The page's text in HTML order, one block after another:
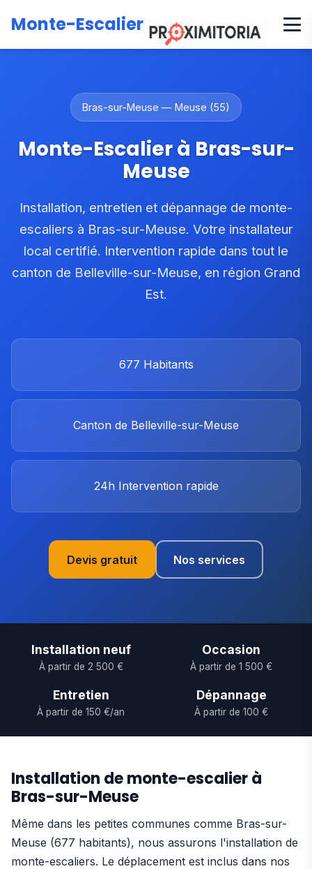
Monte-Escalier
Accueil Zones d'intervention
Canton de Belleville-sur-Meuse
Bras-sur-Meuse
Bras-sur-Meuse — Meuse (55)
Monte-Escalier à Bras-sur-
Meuse
Installation, entretien et dépannage de monte-
escaliers à Bras-sur-Meuse. Votre installateur
local certifié. Intervention rapide dans tout le
canton de Belleville-sur-Meuse, en région Grand
Est.
677 Habitants
Canton de Belleville-sur-Meuse
24h Intervention rapide
Devis gratuit Nos services
Installation neuf
À partir de 2 500 €
Occasion
À partir de 1 500 €
Entretien
À partir de 150 €/an
Dépannage
À partir de 100 €
Installation de monte-escalier à
Bras-sur-Meuse
Même dans les petites communes comme Bras-sur-
Meuse (677 habitants), nous assurons l'installation de
monte-escaliers. Le déplacement est inclus dans nos